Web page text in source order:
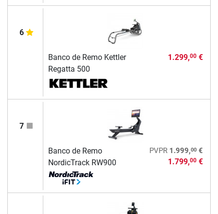
6
Banco de Remo Kettler
Regatta 500
1.299,00€
7
Banco de Remo
NordicTrack RW900
PVPR 1.999,00€
1.799,00€